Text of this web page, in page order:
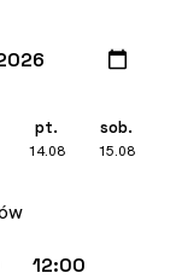
pt.
14.08
sob.
15.08
12:00